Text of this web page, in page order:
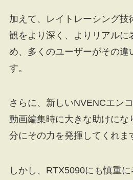
加えて、レイトレーシング技
観をより深く、よりリアルに
め、多くのユーザーがその違
す。
さらに、新しいNVENCエン
動画編集時に大きな助けにな
分にその力を発揮してくれま
しかし、RTX5090にも慎重